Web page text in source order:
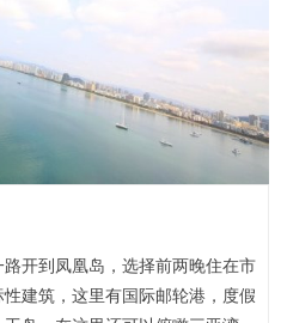
开到凤凰岛，选择前两晚住在市
建筑，这里有国际邮轮港，度假